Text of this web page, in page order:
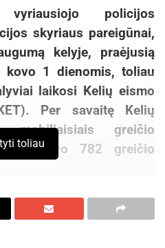
policijos
skyriaus pareigūnai,
kelyje, praėjusią
1 dienomis, toliau
laikosi Kelių eismo
Per savaitę Kelių
mobiliaisiais greičio
užfiksavo 782 greičio
policijos pareigūnai ir
priemones, skirtas
toliau